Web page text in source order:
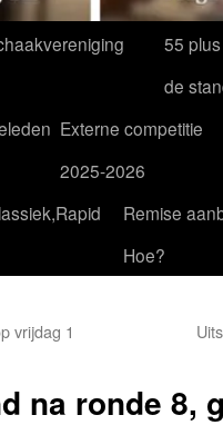
55
de
Externe competitie
2025-2026
Remise
Hoe?
vrijdag 1
na ronde 8,